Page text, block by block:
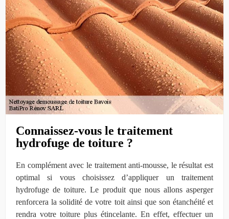
Connaissez-vous le traitement
hydrofuge de toiture ?
En complément avec le traitement anti-mousse, le résultat est
optimal si vous choisissez d’appliquer un traitement
hydrofuge de toiture. Le produit que nous allons asperger
renforcera la solidité de votre toit ainsi que son étanchéité et
rendra votre toiture plus étincelante. En effet, effectuer un